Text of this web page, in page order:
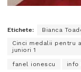
Etichete:
Bianca
Cinci medalii pentru
juniori 1
fanel ionescu info